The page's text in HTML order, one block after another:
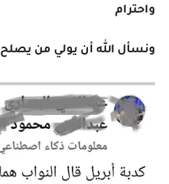
واحترام
ونسأل الله أن يولي من يصلح